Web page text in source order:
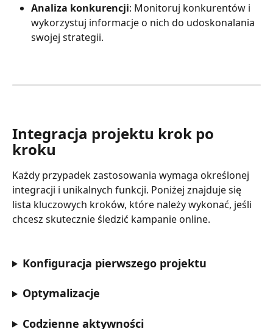
Analiza konkurencji: Monitoruj konkurentów i
wykorzystuj informacje o nich do udoskonalania
swojej strategii.
Integracja projektu krok po
kroku
Każdy przypadek zastosowania wymaga określonej
integracji i unikalnych funkcji. Poniżej znajduje się
lista kluczowych kroków, które należy wykonać, jeśli
chcesz skutecznie śledzić kampanie online.
Konfiguracja pierwszego projektu
Optymalizacje
Codzienne aktywności